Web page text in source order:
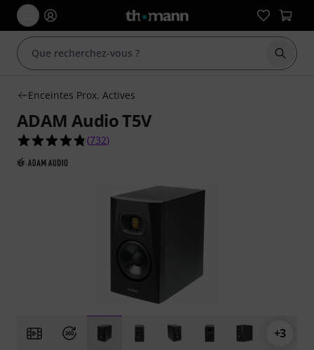
Enceintes Prox. Actives
ADAM Audio T5V
4.8 étoiles sur 5 d'après 732 évaluations clients
(732)
+3